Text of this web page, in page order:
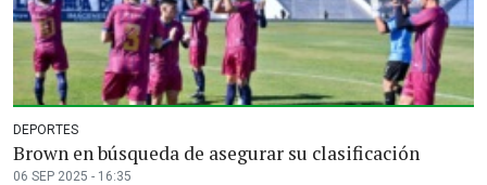
DEPORTES
Brown en búsqueda de asegurar su clasificación
06 SEP 2025 - 16:35